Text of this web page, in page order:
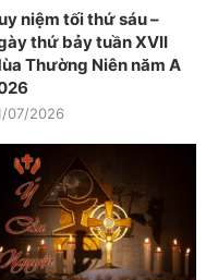
niệm tối thứ sáu –
thứ bảy tuần XVII
Thường Niên năm A
07/2026